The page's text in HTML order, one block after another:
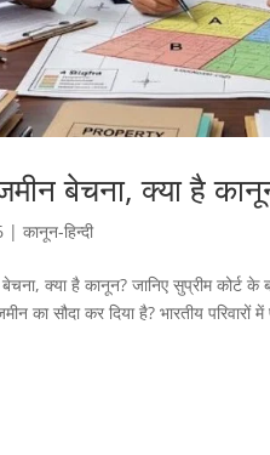
बेचना, क्या है
|कानून-हिन्दी
क्या है कानून? जानिए सुप्रीम
का सौदा कर दिया है? भारतीय परिवारों में